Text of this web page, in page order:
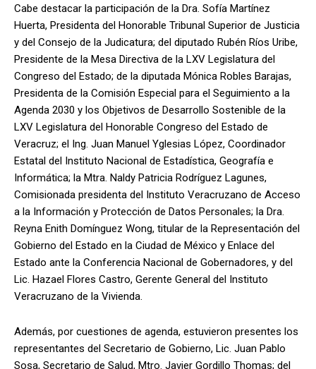
Cabe destacar la participación de la Dra. Sofía Martínez
Huerta, Presidenta del Honorable Tribunal Superior de Justicia
y del Consejo de la Judicatura; del diputado Rubén Ríos Uribe,
Presidente de la Mesa Directiva de la LXV Legislatura del
Congreso del Estado; de la diputada Mónica Robles Barajas,
Presidenta de la Comisión Especial para el Seguimiento a la
Agenda 2030 y los Objetivos de Desarrollo Sostenible de la
LXV Legislatura del Honorable Congreso del Estado de
Veracruz; el Ing. Juan Manuel Yglesias López, Coordinador
Estatal del Instituto Nacional de Estadística, Geografía e
Informática; la Mtra. Naldy Patricia Rodríguez Lagunes,
Comisionada presidenta del Instituto Veracruzano de Acceso
a la Información y Protección de Datos Personales; la Dra.
Reyna Enith Domínguez Wong, titular de la Representación del
Gobierno del Estado en la Ciudad de México y Enlace del
Estado ante la Conferencia Nacional de Gobernadores, y del
Lic. Hazael Flores Castro, Gerente General del Instituto
Veracruzano de la Vivienda.
Además, por cuestiones de agenda, estuvieron presentes los
representantes del Secretario de Gobierno, Lic. Juan Pablo
Sosa, Secretario de Salud, Mtro. Javier Gordillo Thomas; del